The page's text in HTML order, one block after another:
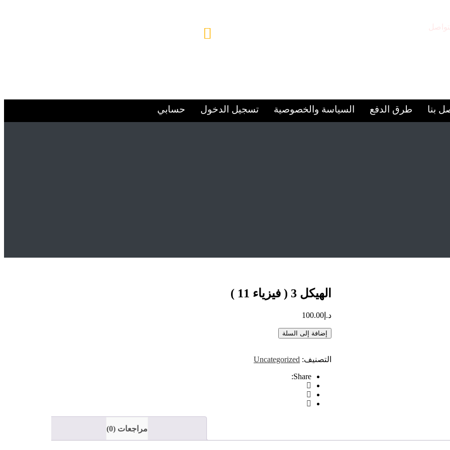
بنا طرق الدفع السياسة والخصوصية تسجيل الدخول حسابي
الهيكل 3 ( فيزياء 11 )
د.إ 100.00
إضافة إلى السلة
التصنيف: Uncategorized
Share:
مراجعات (0)